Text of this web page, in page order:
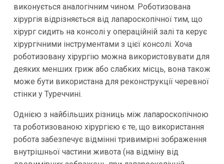
виконується аналогічним чином. Роботизована
хірургія відрізняється від лапароскопічної тим, що
хірург сидить на консолі у операційній залі та керує
хірургічними інструментами з цієї консолі. Хоча
роботизовану хірургію можна використовувати для
деяких менших гриж або слабких місць, вона також
може бути використана для реконструкції черевної
стінки у Туреччині.
Однією з найбільших різниць між лапароскопічною
та роботизованою хірургією є те, що використання
робота забезпечує відмінні тривимірні зображення
внутрішньої частини живота (на відміну від